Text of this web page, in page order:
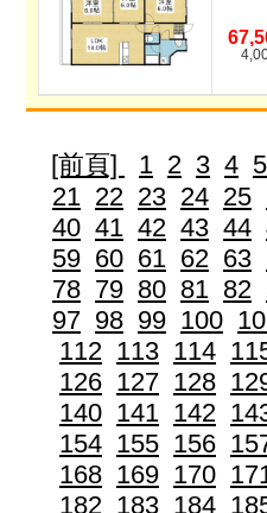
[前頁] 1 2 3 4 5
21 22 23 24 25
40 41 42 43 44
59 60 61 62 63
78 79 80 81 82
97 98 99 100
112 113 114
126 127 128
140 141 142
154 155 156
168 169 170
182 183 184